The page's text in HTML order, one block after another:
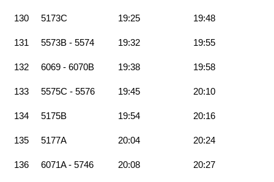
130 5173C 19:25 19:48
131 5573B - 5574 19:32 19:55
132 6069 - 6070B 19:38 19:58
133 5575C - 5576 19:45 20:10
134 5175B 19:54 20:16
135 5177A 20:04 20:24
136 6071A - 5746 20:08 20:27